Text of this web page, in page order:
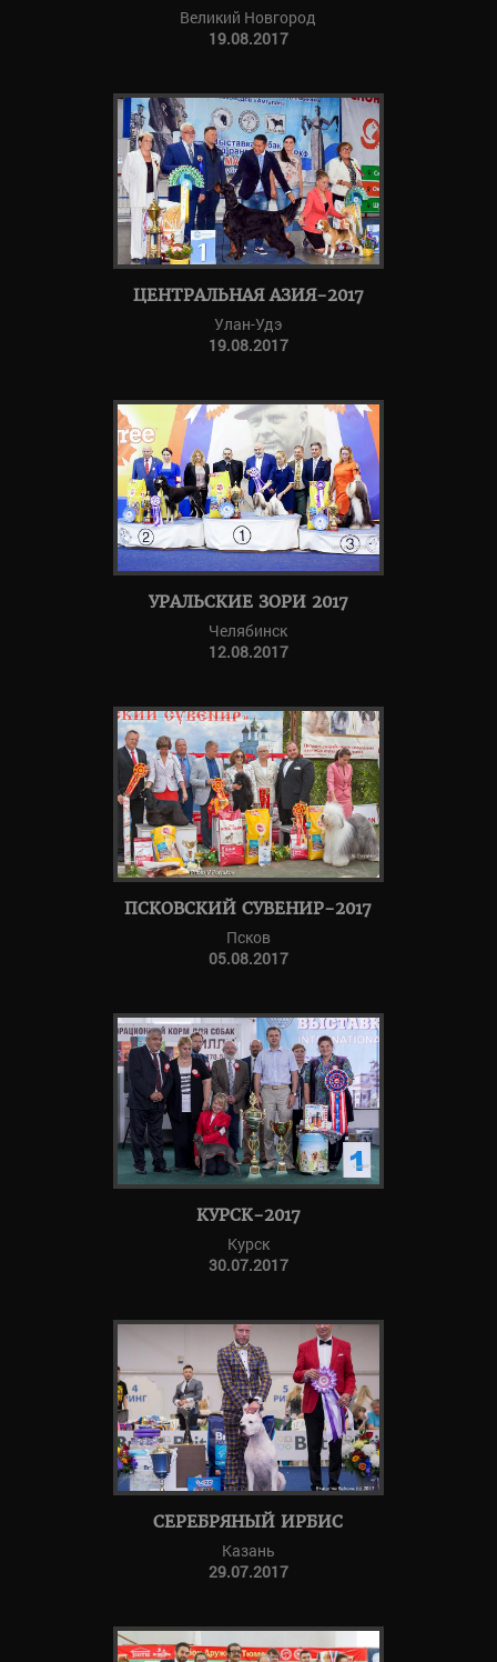
Великий Новгород
19.08.2017
ЦЕНТРАЛЬНАЯ АЗИЯ-2017
Улан-Удэ
19.08.2017
УРАЛЬСКИЕ ЗОРИ 2017
Челябинск
12.08.2017
ПСКОВСКИЙ СУВЕНИР-2017
Псков
05.08.2017
КУРСК-2017
Курск
30.07.2017
СЕРЕБРЯНЫЙ ИРБИС
Казань
29.07.2017